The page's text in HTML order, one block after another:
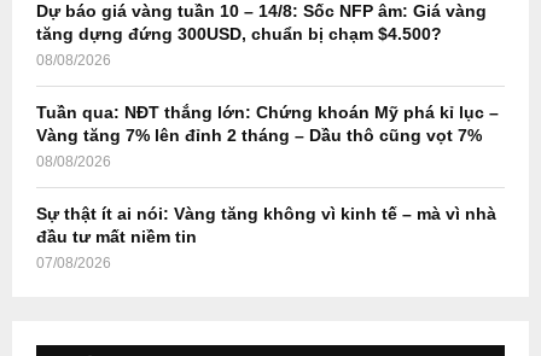
Dự báo giá vàng tuần 10 – 14/8: Sốc NFP âm: Giá vàng
tăng dựng đứng 300USD, chuẩn bị chạm $4.500?
08/08/2026
Tuần qua: NĐT thắng lớn: Chứng khoán Mỹ phá kỉ lục –
Vàng tăng 7% lên đỉnh 2 tháng – Dầu thô cũng vọt 7%
08/08/2026
Sự thật ít ai nói: Vàng tăng không vì kinh tế – mà vì nhà
đầu tư mất niềm tin
07/08/2026